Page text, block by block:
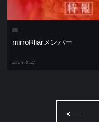
mirroRliarメンバー
2019.6.27